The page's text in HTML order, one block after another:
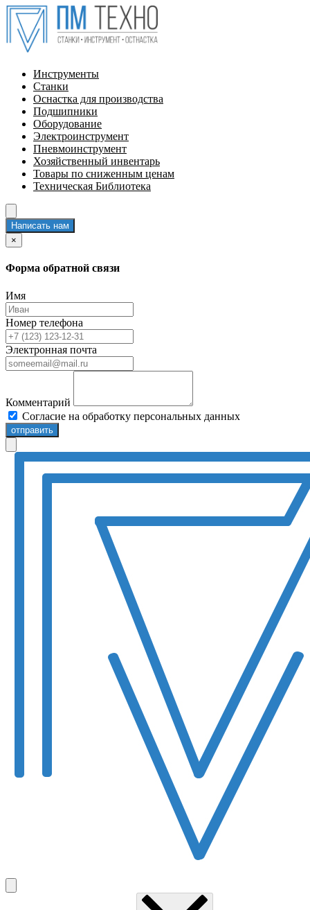
Инструменты
Станки
Оснастка для производства
Подшипники
Оборудование
Электроинструмент
Пневмоинструмент
Хозяйственный инвентарь
Товары по сниженным ценам
Техническая Библиотека
Написать нам
×
Форма обратной связи
Имя
Номер телефона
Электронная почта
Комментарий
Согласие на обработку персональных данных
отправить